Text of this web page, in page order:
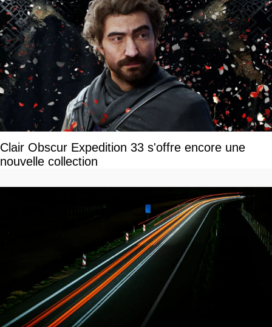
Clair Obscur Expedition 33 s'offre encore une
nouvelle collection